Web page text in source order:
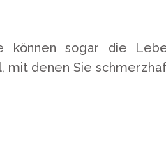
können sogar die
denen Sie